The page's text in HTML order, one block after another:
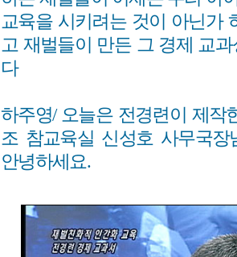
교육을 시키려는 것이 아닌가
고 재벌들이 만든 그 경제 교
다
하주영/ 오늘은 전경련이 제작
조 참교육실 신성호 사무국장
안녕하세요.